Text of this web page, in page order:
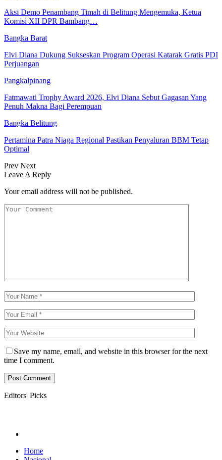
Aksi Demo Penambang Timah di Belitung Mengemuka, Ketua
Komisi XII DPR Bambang…
Bangka Barat
Elvi Diana Dukung Sukseskan Program Operasi Katarak Gratis PDI
Perjuangan
Pangkalpinang
Fatmawati Trophy Award 2026, Elvi Diana Sebut Gagasan Yang
Penuh Makna Bagi Perempuan
Bangka Belitung
Pertamina Patra Niaga Regional Pastikan Penyaluran BBM Tetap
Optimal
Prev Next
Leave A Reply
Your email address will not be published.
Save my name, email, and website in this browser for the next
time I comment.
Editors' Picks
Home